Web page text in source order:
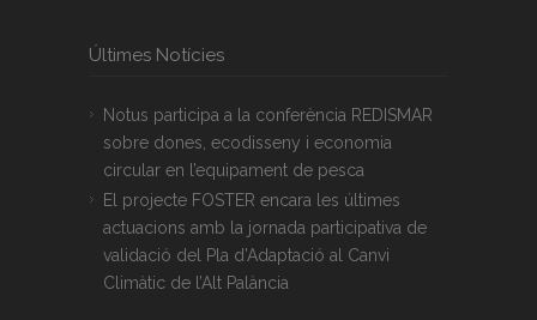
Últimes Notícies
Notus participa a la conferència REDISMAR
sobre dones, ecodisseny i economia
circular en l’equipament de pesca
El projecte FOSTER encara les últimes
actuacions amb la jornada participativa de
validació del Pla d’Adaptació al Canvi
Climàtic de l’Alt Palància